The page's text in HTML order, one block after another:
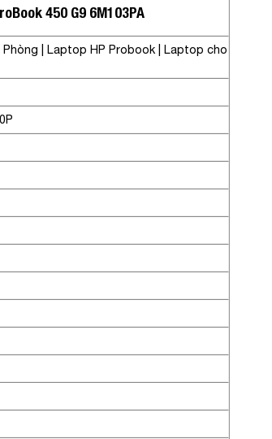
450 G9 6M103PA
| Laptop HP Probook | Laptop cho